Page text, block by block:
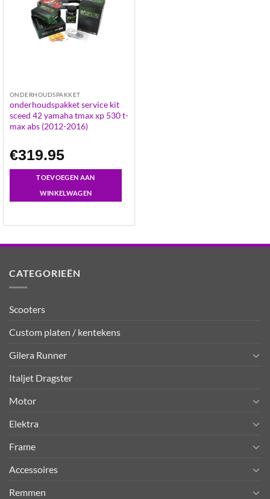
ONDERHOUDSPAKKET
onderhoudspakket service kit
sceed 42 yamaha tmax xp 530 t-
max abs (2012-2016)
€319.95
TOEVOEGEN AAN
WINKELWAGEN
CATEGORIEËN
Scooters
Custom platen / kentekens
Gilera Runner
Italjet Dragster
Motor
Elektra
Frame
Accessoires
Remmen